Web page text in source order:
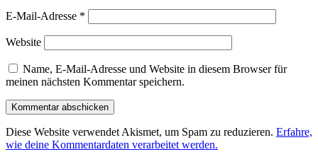
E-Mail-Adresse *
Website
Name, E-Mail-Adresse und Website in diesem Browser für
meinen nächsten Kommentar speichern.
Diese Website verwendet Akismet, um Spam zu reduzieren. Erfahre,
wie deine Kommentardaten verarbeitet werden.